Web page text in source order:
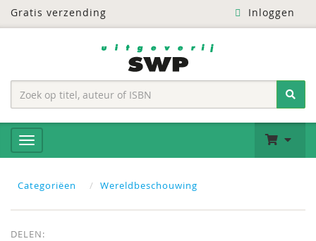
Gratis verzending Inloggen
Categoriëen Wereldbeschouwing
DELEN: